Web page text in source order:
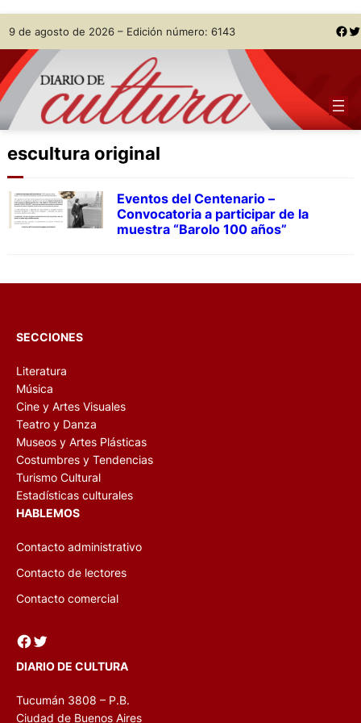
Skip
to
content
9 de agosto de 2026 – Edición número: 6143 Facebook Twitter
escultura original
Eventos del Centenario –
Convocatoria a participar de la
muestra “Barolo 100 años”
SECCIONES
Literatura
Música
Cine y Artes Visuales
Teatro y Danza
Museos y Artes Plásticas
Costumbres y Tendencias
Turismo Cultural
Estadísticas culturales
HABLEMOS
Contacto administrativo
Contacto de lectores
Contacto comercial
Facebook Twitter
DIARIO DE CULTURA
Tucumán 3808 – P.B.
Ciudad de Buenos Aires